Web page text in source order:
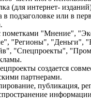
(для интернет-
в подзаголовке или в
пометками "Мнение",
"Регионы", "Деньги",
"Спецпроекты",
создается
партнерами.
публикация,